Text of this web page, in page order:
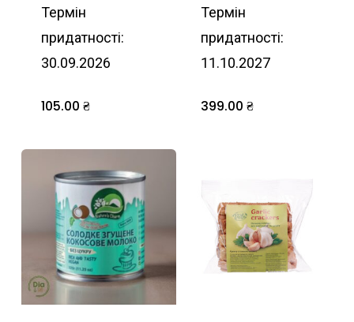
Термін
придатності:
30.09.2026
105.00 ₴
Термін
придатності:
11.10.2027
399.00 ₴